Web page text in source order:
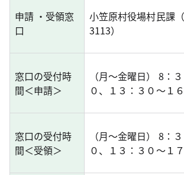
申請 ・受領窓
口
小笠原村役場村民課
3113）
窓口の受付時
間＜申請＞
（月～金曜日） 8：
０、１３：３０～１
窓口の受付時
間＜受領＞
（月～金曜日） 8：
０、１３：３０～１